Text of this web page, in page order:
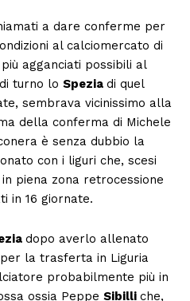
a dare conferme per
al calciomercato di
agganciati possibili al
turno lo Spezia di quel
sembrava vicinissimo alla
della conferma di Michele
è senza dubbio la
con i liguri che, scesi
piena zona retrocessione
in 16 giornate.
dopo averlo allenato
la trasferta in Liguria
probabilmente più in
ossia Peppe Sibilli che,